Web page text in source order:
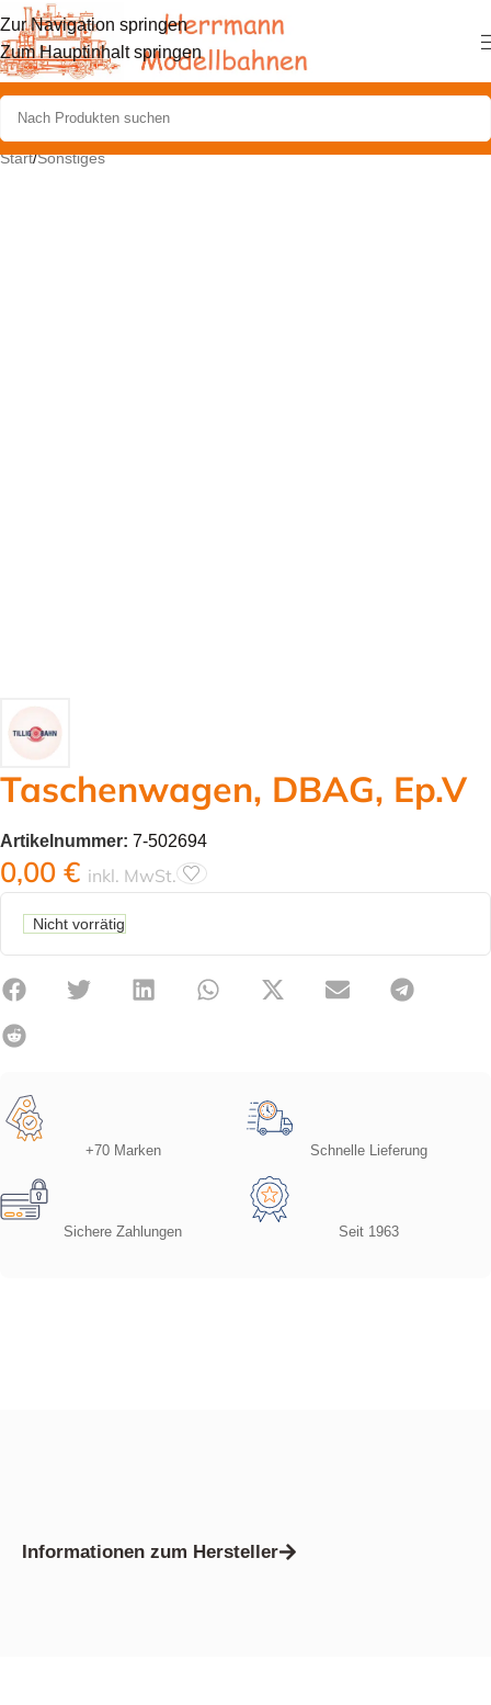
Zur Navigation springen
Zum Hauptinhalt springen
Start/Sonstiges
Taschenwagen, DBAG, Ep.V
Artikelnummer: 7-502694
0,00 € inkl. MwSt.
Nicht vorrätig
+70 Marken Schnelle Lieferung
Sichere Zahlungen Seit 1963
Informationen zum Hersteller